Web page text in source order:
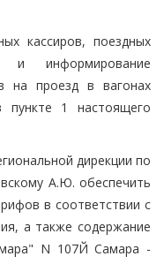
кассиров, поездных
и информирование
на проезд в вагонах
пункте 1 настоящего
дирекции по
А.Ю. обеспечить
в соответствии с
а также содержание
N 107Й Самара -